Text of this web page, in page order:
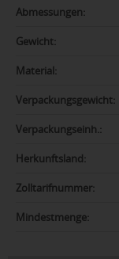
Abmessungen:
Gewicht:
Material:
Verpackungsgewicht:
Verpackungseinh.:
Herkunftsland:
Zolltarifnummer:
Mindestmenge: